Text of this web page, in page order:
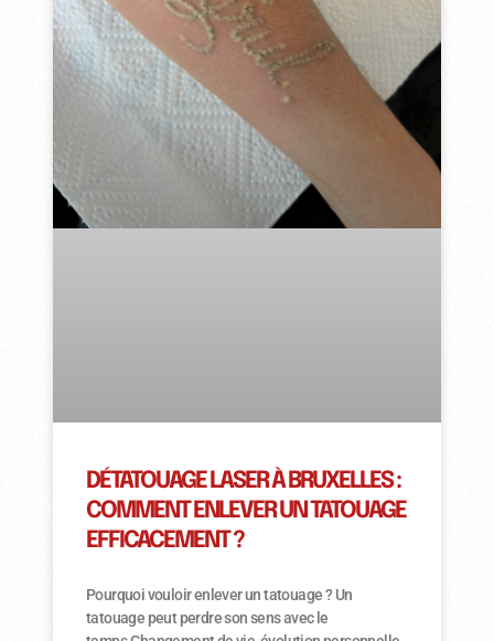
DÉTATOUAGE LASER À BRUXELLES :
COMMENT ENLEVER UN TATOUAGE
EFFICACEMENT ?
Pourquoi vouloir enlever un tatouage ? Un
tatouage peut perdre son sens avec le